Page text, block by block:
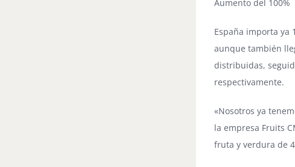
Aumento del 100%
España importa ya
aunque también
distribuidas,
respectivamente.
«Nosotros ya
la empresa Fruits
fruta y verdura de